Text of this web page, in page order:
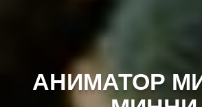
АНИМАТОР